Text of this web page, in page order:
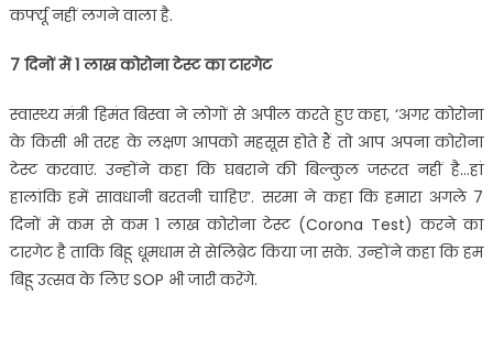
कर्फ्यू नहीं लगने वाला है.
7 दिनों में 1 लाख कोरोना टेस्ट का टारगेट
स्वास्थ्य मंत्री हिमंत बिस्वा ने लोगों से अपील करते हुए कहा, ‘अगर कोरोना
के किसी भी तरह के लक्षण आपको महसूस होते हैं तो आप अपना कोरोना
टेस्ट करवाएं. उन्होंने कहा कि घबराने की बिल्कुल जरूरत नहीं है…हां
हालांकि हमें सावधानी बरतनी चाहिए’. सरमा ने कहा कि हमारा अगले 7
दिनों में कम से कम 1 लाख कोरोना टेस्ट (Corona Test) करने का
टारगेट है ताकि बिहू धूमधाम से सेलिब्रेट किया जा सके. उन्होंने कहा कि हम
बिहू उत्सव के लिए SOP भी जारी करेंगे.